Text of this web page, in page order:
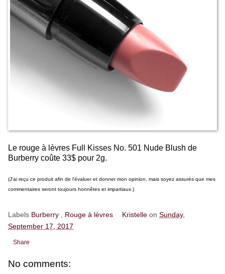
Le rouge à lèvres Full Kisses No. 501 Nude Blush de
Burberry coûte 33$ pour 2g.
(J'ai reçu ce produit afin de l'évaluer et donner mon opinion, mais soyez assurés que mes
commentaires seront toujours honnêtes et impartiaux.)
Labels Burberry , Rouge à lèvres Kristelle onSunday,
September 17, 2017
Share
No comments: